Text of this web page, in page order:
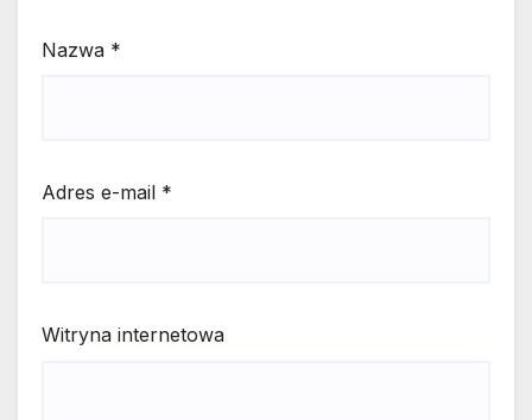
Nazwa *
Adres e-mail *
Witryna internetowa